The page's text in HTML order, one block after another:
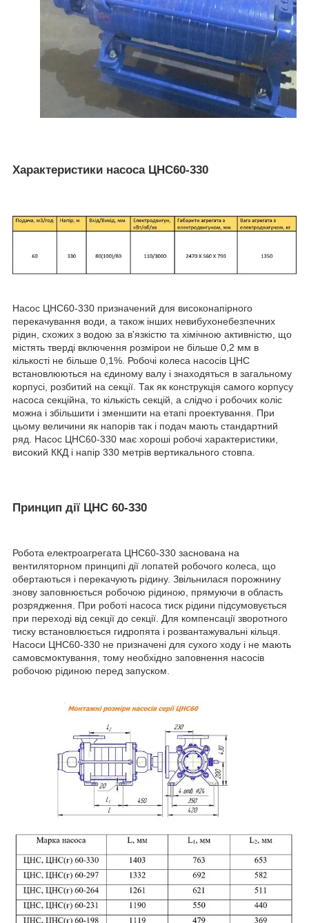
Характеристики насоса ЦНС60-330
Насос ЦНС60-330 призначений для високонапірного
перекачування води, а також інших невибухонебезпечних
рідин, схожих з водою за в'язкістю та хімічною активністю, що
містять тверді включення розмірои не більше 0,2 мм в
кількості не більше 0,1%. Робочі колеса насосів ЦНС
встановлюються на єдиному валу і знаходяться в загальному
корпусі, розбитий на секції. Так як конструкція самого корпусу
насоса секційна, то кількість секцій, а слідчо і робочих коліс
можна і збільшити і зменшити на етапі проектування. При
цьому величини як напорів так і подач мають стандартний
ряд. Насос ЦНС60-330 має хороші робочі характеристики,
високий ККД і напір 330 метрів вертикального стовпа.
Принцип дії ЦНС 60-330
Робота електроагрегата ЦНС60-330 заснована на
вентиляторном принципі дії лопатей робочого колеса, що
обертаються і перекачують рідину. Звільнилася порожнину
знову заповнюється робочою рідиною, прямуючи в область
розрядження. При роботі насоса тиск рідини підсумовується
при переході від секції до секції. Для компенсації зворотного
тиску встановлюється гидропята і розвантажувальні кільця.
Насоси ЦНС60-330 не призначені для сухого ходу і не мають
самовсмоктування, тому необхідно заповнення насосів
робочою рідиною перед запуском.